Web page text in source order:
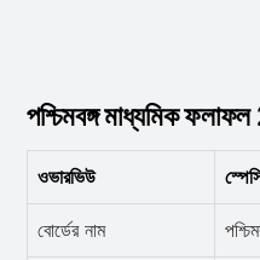
পশ্চিমবঙ্গ মাধ্যমিক
ওভারভিউ
বোর্ডের নাম